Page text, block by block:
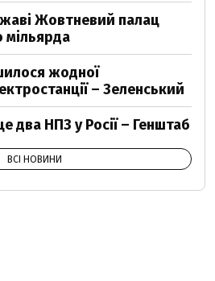
Жовтневий палац
мільярда
жодної
– Зеленський
два НПЗ у Росії – Генштаб
ВСІ НОВИНИ